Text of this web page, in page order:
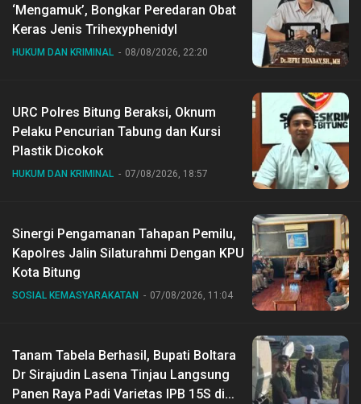
‘Mengamuk’, Bongkar Peredaran Obat
Keras Jenis Trihexyphenidyl
HUKUM DAN KRIMINAL 08/08/2026, 22:20
URC Polres Bitung Beraksi, Oknum
Pelaku Pencurian Tabung dan Kursi
Plastik Dicokok
HUKUM DAN KRIMINAL 07/08/2026, 18:57
Sinergi Pengamanan Tahapan Pemilu,
Kapolres Jalin Silaturahmi Dengan KPU
Kota Bitung
SOSIAL KEMASYARAKATAN 07/08/2026, 11:04
Tanam Tabela Berhasil, Bupati Boltara
Dr Sirajudin Lasena Tinjau Langsung
Panen Raya Padi Varietas IPB 15S di